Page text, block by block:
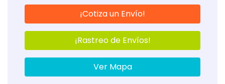
¡Cotiza un Envío!
¡Rastreo de Envíos!
Ver Mapa